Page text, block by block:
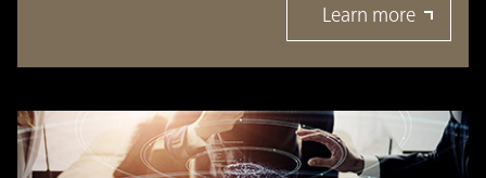
Learn more